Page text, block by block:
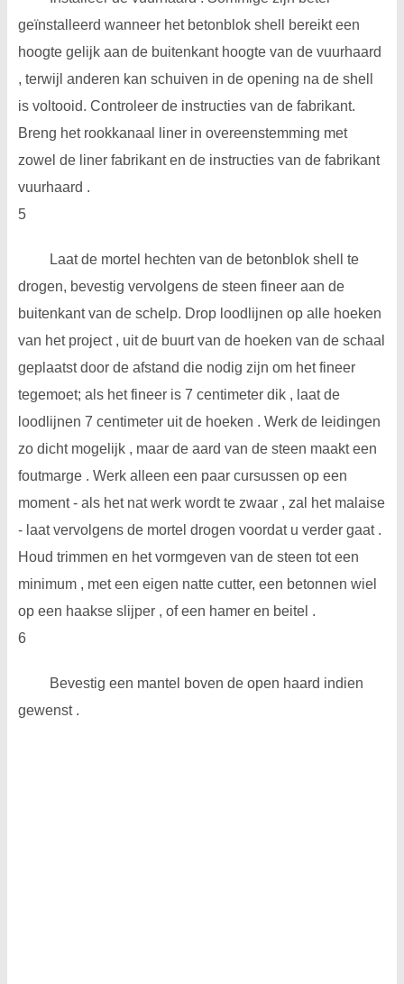
geïnstalleerd wanneer het betonblok shell bereikt een
hoogte gelijk aan de buitenkant hoogte van de vuurhaard
, terwijl anderen kan schuiven in de opening na de shell
is voltooid. Controleer de instructies van de fabrikant.
Breng het rookkanaal liner in overeenstemming met
zowel de liner fabrikant en de instructies van de fabrikant
vuurhaard .
5
Laat de mortel hechten van de betonblok shell te
drogen, bevestig vervolgens de steen fineer aan de
buitenkant van de schelp. Drop loodlijnen op alle hoeken
van het project , uit de buurt van de hoeken van de schaal
geplaatst door de afstand die nodig zijn om het fineer
tegemoet; als het fineer is 7 centimeter dik , laat de
loodlijnen 7 centimeter uit de hoeken . Werk de leidingen
zo dicht mogelijk , maar de aard van de steen maakt een
foutmarge . Werk alleen een paar cursussen op een
moment - als het nat werk wordt te zwaar , zal het malaise
- laat vervolgens de mortel drogen voordat u verder gaat .
Houd trimmen en het vormgeven van de steen tot een
minimum , met een eigen natte cutter, een betonnen wiel
op een haakse slijper , of een hamer en beitel .
6
Bevestig een mantel boven de open haard indien
gewenst .